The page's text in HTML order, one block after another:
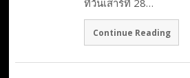
ที่วันเสาร์ที่ 28…
Continue Reading